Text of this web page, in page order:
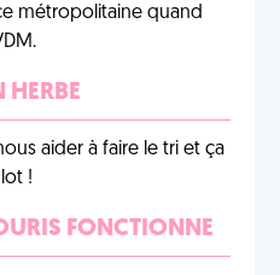
métropolitaine quand
HERBE
aider à faire le tri et ça
!
FONCTIONNE